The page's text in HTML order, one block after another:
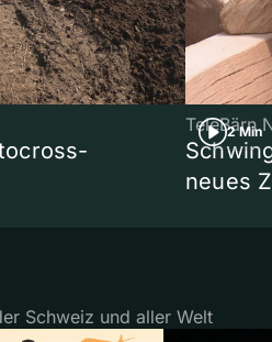
2 Min
TeleBärn
neues
Schweiz und aller Welt